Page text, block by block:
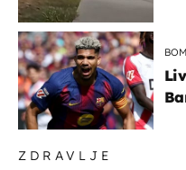
ZDRAVLJE